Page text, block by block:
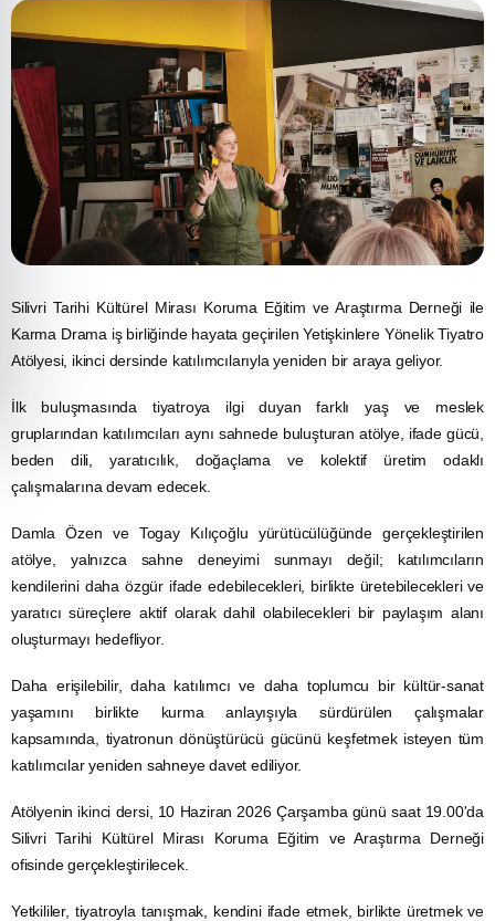
Silivri Tarihi Kültürel Mirası Koruma Eğitim ve Araştırma Derneği ile
Karma Drama iş birliğinde hayata geçirilen Yetişkinlere Yönelik Tiyatro
Atölyesi, ikinci dersinde katılımcılarıyla yeniden bir araya geliyor.
İlk buluşmasında tiyatroya ilgi duyan farklı yaş ve meslek
gruplarından katılımcıları aynı sahnede buluşturan atölye, ifade gücü,
beden dili, yaratıcılık, doğaçlama ve kolektif üretim odaklı
çalışmalarına devam edecek.
Damla Özen ve Togay Kılıçoğlu yürütücülüğünde gerçekleştirilen
atölye, yalnızca sahne deneyimi sunmayı değil; katılımcıların
kendilerini daha özgür ifade edebilecekleri, birlikte üretebilecekleri ve
yaratıcı süreçlere aktif olarak dahil olabilecekleri bir paylaşım alanı
oluşturmayı hedefliyor.
Daha erişilebilir, daha katılımcı ve daha toplumcu bir kültür-sanat
yaşamını birlikte kurma anlayışıyla sürdürülen çalışmalar
kapsamında, tiyatronun dönüştürücü gücünü keşfetmek isteyen tüm
katılımcılar yeniden sahneye davet ediliyor.
Atölyenin ikinci dersi, 10 Haziran 2026 Çarşamba günü saat 19.00'da
Silivri Tarihi Kültürel Mirası Koruma Eğitim ve Araştırma Derneği
ofisinde gerçekleştirilecek.
Yetkililer, tiyatroyla tanışmak, kendini ifade etmek, birlikte üretmek ve